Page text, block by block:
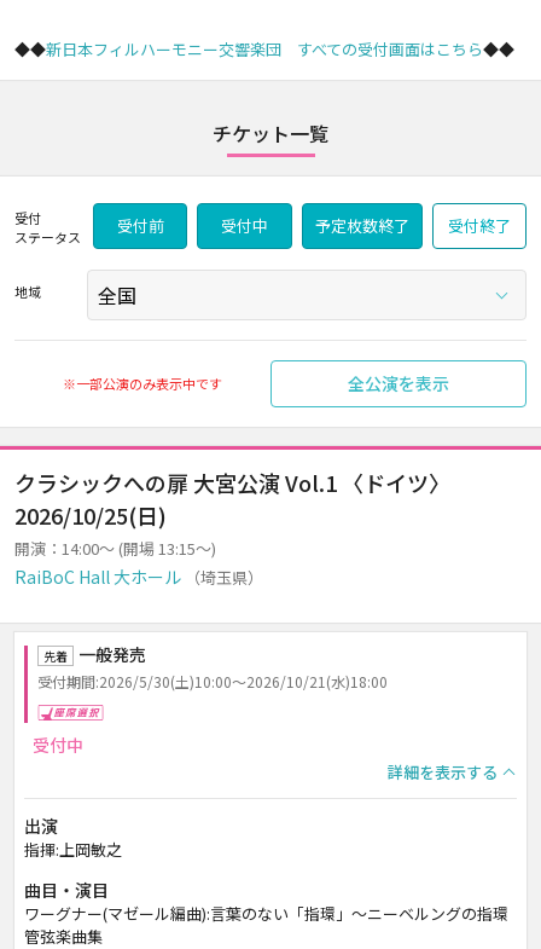
◆◆新日本フィルハーモニー交響楽団 すべての受付画面はこちら◆◆
チケット一覧
受付
ステータス
受付前 受付中 予定枚数終了 受付終了
地域
※一部公演のみ表示中です 全公演を表示
クラシックへの扉 大宮公演 Vol.1 〈ドイツ〉
2026/10/25(日)
開演：14:00～ (開場 13:15～)
RaiBoC Hall 大ホール （埼玉県）
先着 一般発売
受付期間:2026/5/30(土)10:00～2026/10/21(水)18:00
受付中
詳細を表示する
出演
指揮:上岡敏之
曲目・演目
ワーグナー(マゼール編曲):言葉のない「指環」～ニーベルングの指環
管弦楽曲集